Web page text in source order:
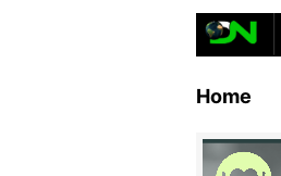
Home